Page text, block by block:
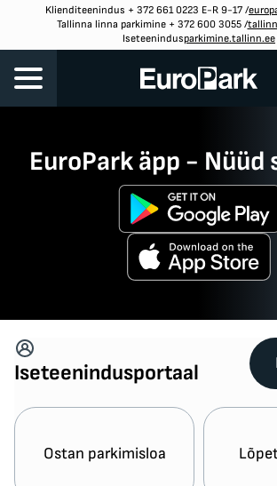
Klienditeenindus + 372 661 0223 E-R 9-17 /
Tallinna linna parkimine + 372 600 3055 /
Iseteenindusparkimine.tallinn.ee
EuroPark äpp - Nüüd
Iseteenindusportaal
Ostan parkimisloa